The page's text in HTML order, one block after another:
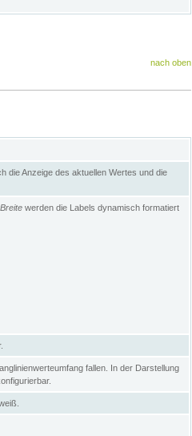
nach oben
die Anzeige des aktuellen Wertes und die
werden die Labels dynamisch formatiert
fallen. In der Darstellung